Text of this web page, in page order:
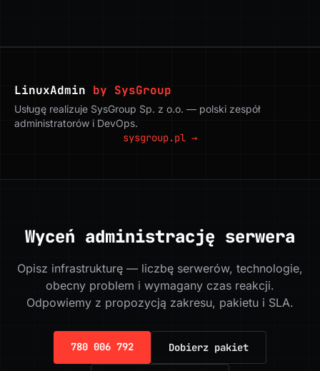
LinuxAdmin by SysGroup
Usługę realizuje SysGroup Sp. z o.o. — polski zespół
administratorów i DevOps.
sysgroup.pl →
Wyceń administrację serwera
Opisz infrastrukturę — liczbę serwerów, technologie,
obecny problem i wymagany czas reakcji.
Odpowiemy z propozycją zakresu, pakietu i SLA.
780 006 792 Dobierz pakiet